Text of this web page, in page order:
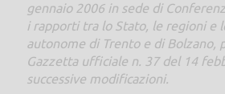
gennaio 2006 in sede di
i rapporti tra lo Stato, le regioni e
autonome di Trento e di Bolzano,
Gazzetta ufficiale n. 37 del 14
successive modificazioni.